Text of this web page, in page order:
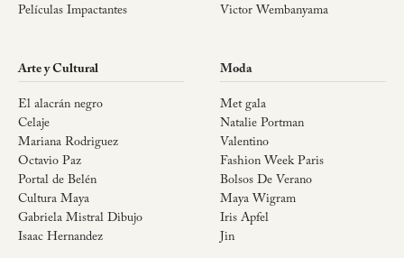
Películas Impactantes
Victor Wembanyama
Arte y Cultural
El alacrán negro
Celaje
Mariana Rodriguez
Octavio Paz
Portal de Belén
Cultura Maya
Gabriela Mistral Dibujo
Isaac Hernandez
Moda
Met gala
Natalie Portman
Valentino
Fashion Week Paris
Bolsos De Verano
Maya Wigram
Iris Apfel
Jin